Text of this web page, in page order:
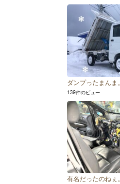
ダンプったまんま。
139件のビュー
有名だったのねぇ。